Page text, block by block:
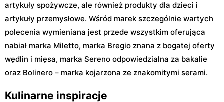
artykuły spożywcze, ale również produkty dla dzieci i
artykuły przemysłowe. Wśród marek szczególnie wartych
polecenia wymieniana jest przede wszystkim oferująca
nabiał marka Miletto, marka Bregio znana z bogatej oferty
wędlin i mięsa, marka Sereno odpowiedzialna za bakalie
oraz Bolinero – marka kojarzona ze znakomitymi serami.
Kulinarne inspiracje